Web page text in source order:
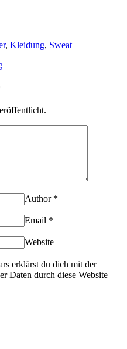
, Kleidung, Sweat
Author *
Email *
Website
erklärst du dich mit der
Daten durch diese Website